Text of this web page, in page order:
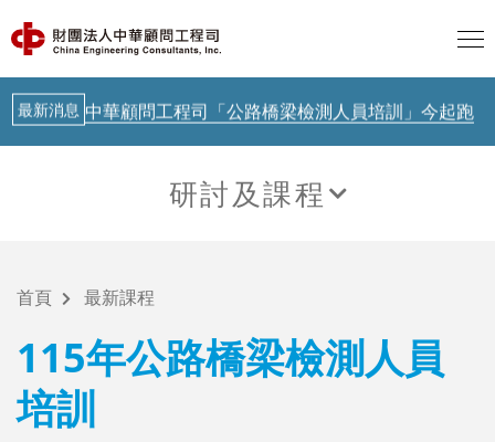
AI新知 聯合國示警：AI治理落後Agent時代
最新消息 中華顧問工程司「公路橋梁檢測人員培訓」今起跑
中華顧問工程司「公路橋梁檢測人員培訓」今起跑
AI新知 從生成式AI到實體AI－日本鐵道落地驗證中
研討及課程
首頁
最新課程
115年公路橋梁檢測人員
培訓